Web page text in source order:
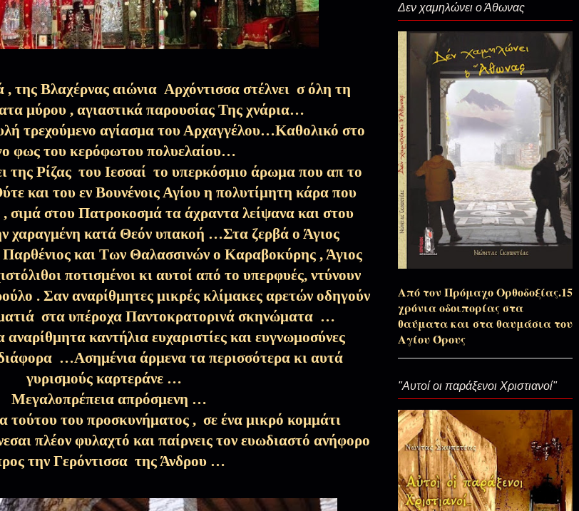
17 Φεβ 2026 Η Θεία Πίστη
μας...(Κυριακή της
14 Φεβ 2026
Αποσπάσματα Εκπομπών, Τριώδιο-
Σαρακοστή
7 Φεβ 2026
Αποσπάσματα Εκπομπών, Τριώδιο-
31 Ιαν 2026
Αποσπάσματα Εκπομπών, Τριώδιο-
Σαρακοστή
24 Ιαν 2026 Αποσπάσματα Εκπομπών
20 Ιαν 2026 Αποσπάσματα Εκπομπών
10 Ιαν 2026 Αποσπάσματα Εκπομπών
Χριστού τους
5 Ιαν 2026 Χριστούγεννα
του ονείρου και της
της Βλαχέρνας αιώνια Αρχόντισσα στέλνει σ όλη τη
μύρου , αγιαστικά παρουσίας Της χνάρια…
τρεχούμενο αγίασμα του Αρχαγγέλου…Καθολικό στο
φως του κερόφωτου πολυελαίου…
της Ρίζας του Ιεσσαί το υπερκόσμιο άρωμα που απ το
και του εν Βουνένοις Αγίου η πολυτίμητη κάρα που
, σιμά στου Πατροκοσμά τα άχραντα λείψανα και στου
χαραγμένη κατά Θεόν υπακοή …Στα ζερβά ο Άγιος
και Των Θαλασσινών ο Καραβοκύρης , Άγιος
ποτισμένοι κι αυτοί από το υπερφυές, ντύνουν
. Σαν αναρίθμητες μικρές κλίμακες αρετών οδηγούν
στα υπέροχα Παντοκρατορινά σκηνώματα …
καντήλια ευχαριστίες και ευγνωμοσύνες
…Ασημένια άρμενα τα περισσότερα κι αυτά
γυρισμούς καρτεράνε …
Μεγαλοπρέπεια απρόσμενη …
τούτου του προσκυνήματος , σε ένα μικρό κομμάτι
πλέον φυλαχτό και παίρνεις τον ευωδιαστό ανήφορο
την Γερόντισσα της Άνδρου …
Δεν χαμηλώνει ο Άθωνας
Από τον Πρόμαχο Ορθοδοξίας.15
χρόνια οδοιπορίας στα
θαύματα και στα θαυμάσια του
Αγίου Όρους
"Αυτοί οι παράξενοι Χριστιανοί"